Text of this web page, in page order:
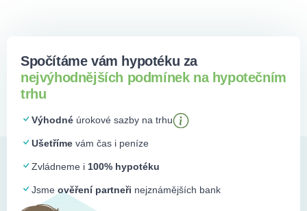
Spočítáme vám hypotéku za
nejvýhodnějších podmínek na hypotečním
trhu
Výhodné úrokové sazby na trhu
Ušetříme vám čas i peníze
Zvládneme i 100% hypotéku
Jsme ověření partneři nejznámějších bank